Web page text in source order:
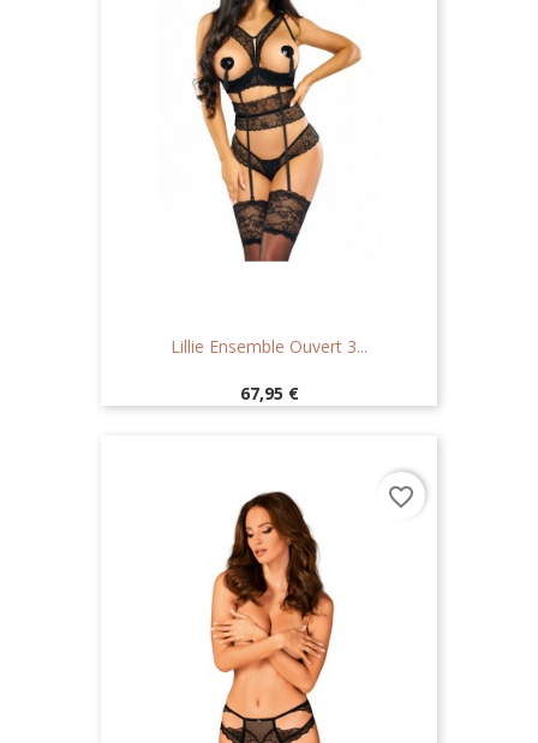
Lillie Ensemble Ouvert 3...
Prix
67,95 €
favorite_border